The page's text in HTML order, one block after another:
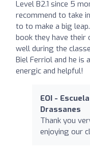
Level B2.1 since 5
recommend to take
to to make a big
book they have their
well during the
Biel Ferriol and he is
energic and helpful!
EOI -
Drassanes
Thank you
enjoying our